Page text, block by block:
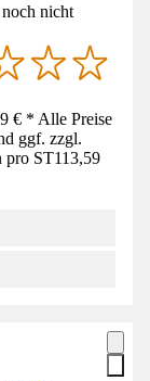
nicht
€ * Alle Preise
ggf. zzgl.
pro ST113,59